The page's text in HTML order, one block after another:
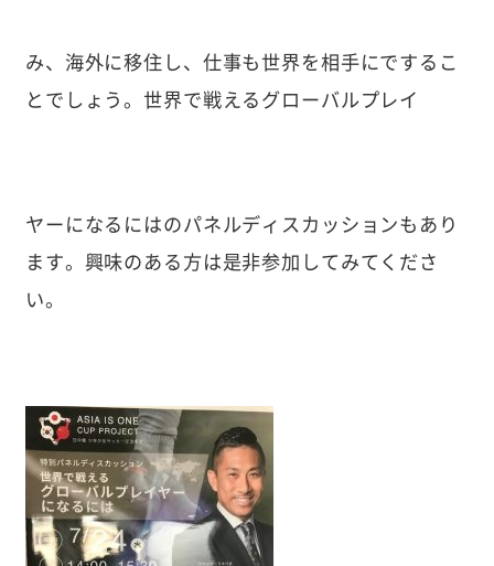
み、海外に移住し、仕事も世界を相手にでするこ
とでしょう。世界で戦えるグローバルプレイ
ヤーになるにはのパネルディスカッションもあり
ます。興味のある方は是非参加してみてくださ
い。